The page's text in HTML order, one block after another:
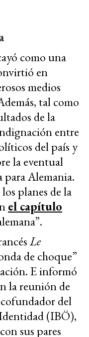
como una
en
medios
tal como
de la
entre
del país y
la eventual
Alemania.
planes de la
el capítulo
Le
de choque”
E informó
la reunión de
del
(IBÖ),
sus pares